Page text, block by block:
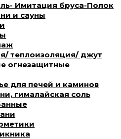
Имитация бруса-Полок
и сауны
теплоизоляция/ джут
огнезащитные
для печей и каминов
гималайская соль